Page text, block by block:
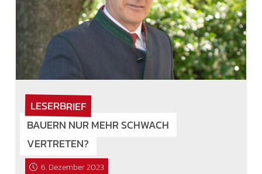
LESERBRIEF
BAUERN NUR MEHR SCHWACH
VERTRETEN?
6. Dezember 2023